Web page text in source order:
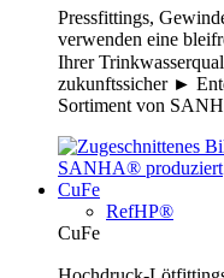
Pressfittings,
verwenden eine
Ihrer
zukunftssicher ►
Sortiment von
CuFe
RefHP®
CuFe